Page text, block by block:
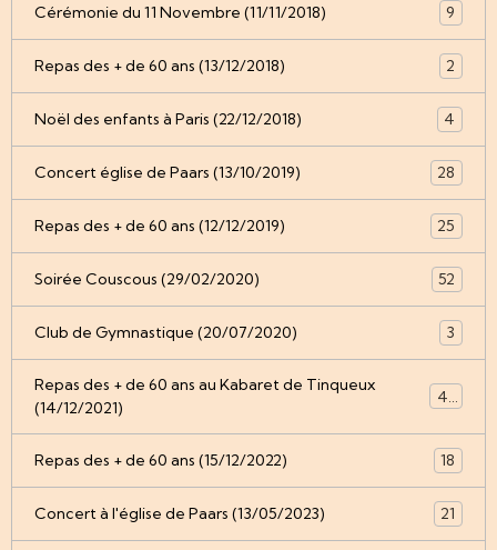
Cérémonie du 11 Novembre (11/11/2018) 9
Repas des + de 60 ans (13/12/2018) 2
Noël des enfants à Paris (22/12/2018) 4
Concert église de Paars (13/10/2019) 28
Repas des + de 60 ans (12/12/2019) 25
Soirée Couscous (29/02/2020) 52
Club de Gymnastique (20/07/2020) 3
Repas des + de 60 ans au Kabaret de Tinqueux
(14/12/2021)
Repas des + de 60 ans (15/12/2022) 18
Concert à l'église de Paars (13/05/2023) 21